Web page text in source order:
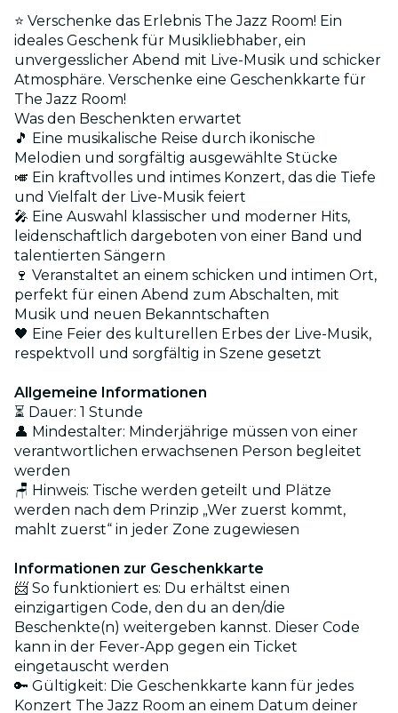
⭐ Verschenke das Erlebnis The Jazz Room! Ein
ideales Geschenk für Musikliebhaber, ein
unvergesslicher Abend mit Live-Musik und schicker
Atmosphäre. Verschenke eine Geschenkkarte für
The Jazz Room!
Was den Beschenkten erwartet
🎵 Eine musikalische Reise durch ikonische
Melodien und sorgfältig ausgewählte Stücke
🎺 Ein kraftvolles und intimes Konzert, das die Tiefe
und Vielfalt der Live-Musik feiert
🎤 Eine Auswahl klassischer und moderner Hits,
leidenschaftlich dargeboten von einer Band und
talentierten Sängern
🍷 Veranstaltet an einem schicken und intimen Ort,
perfekt für einen Abend zum Abschalten, mit
Musik und neuen Bekanntschaften
🖤 Eine Feier des kulturellen Erbes der Live-Musik,
respektvoll und sorgfältig in Szene gesetzt
Allgemeine Informationen
⏳ Dauer: 1 Stunde
👤 Mindestalter: Minderjährige müssen von einer
verantwortlichen erwachsenen Person begleitet
werden
🪑 Hinweis: Tische werden geteilt und Plätze
werden nach dem Prinzip „Wer zuerst kommt,
mahlt zuerst“ in jeder Zone zugewiesen
Informationen zur Geschenkkarte
📨 So funktioniert es: Du erhältst einen
einzigartigen Code, den du an den/die
Beschenkte(n) weitergeben kannst. Dieser Code
kann in der Fever-App gegen ein Ticket
eingetauscht werden
🔑 Gültigkeit: Die Geschenkkarte kann für jedes
Konzert The Jazz Room an einem Datum deiner